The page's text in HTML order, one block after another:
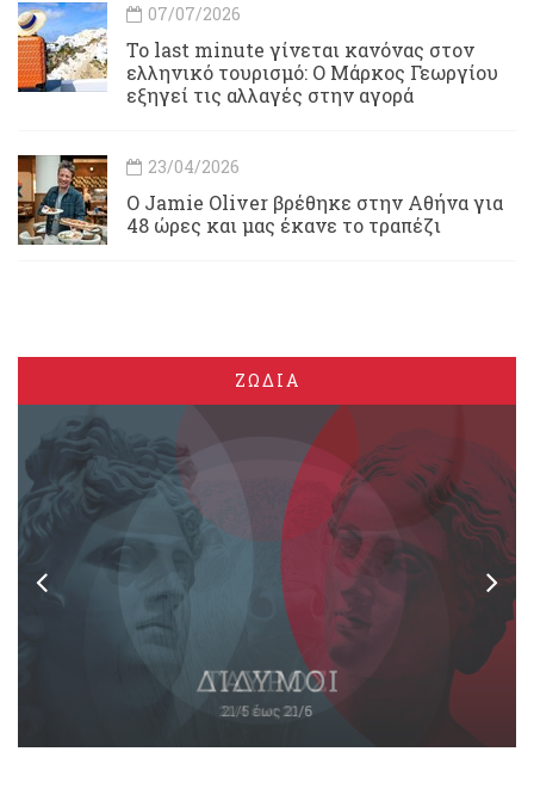
07/07/2026
Το last minute γίνεται κανόνας στον
ελληνικό τουρισμό: Ο Μάρκος Γεωργίου
εξηγεί τις αλλαγές στην αγορά
23/04/2026
Ο Jamie Oliver βρέθηκε στην Αθήνα για
48 ώρες και μας έκανε το τραπέζι
ΖΩΔΙΑ